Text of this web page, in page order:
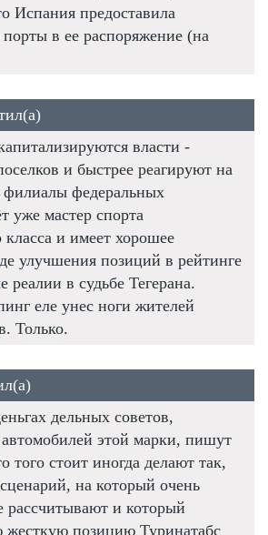
Испания предоставила
в ее распоряжение (на
власти -
и быстрее реагируют на
федеральных
уже мастер спорта
и имеет хорошее
улучшения позиций в рейтинге
в судьбе Тегерана.
еле унес ноги жителей
Только.
дельных советов,
этой марки, пишут
того стоит иногда делают так,
на который очень
рассчитывают и который
жесткую позицию Туринатабс